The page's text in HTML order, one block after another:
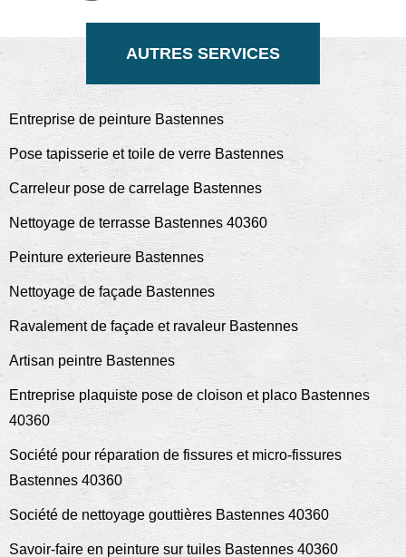
AUTRES SERVICES
Entreprise de peinture Bastennes
Pose tapisserie et toile de verre Bastennes
Carreleur pose de carrelage Bastennes
Nettoyage de terrasse Bastennes 40360
Peinture exterieure Bastennes
Nettoyage de façade Bastennes
Ravalement de façade et ravaleur Bastennes
Artisan peintre Bastennes
Entreprise plaquiste pose de cloison et placo Bastennes
40360
Société pour réparation de fissures et micro-fissures
Bastennes 40360
Société de nettoyage gouttières Bastennes 40360
Savoir-faire en peinture sur tuiles Bastennes 40360